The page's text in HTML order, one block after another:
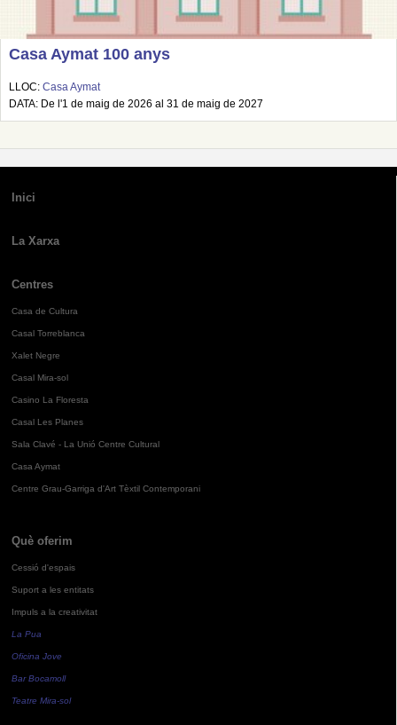
Casa Aymat 100 anys
LLOC: Casa Aymat
DATA: De l'1 de maig de 2026 al 31 de maig de 2027
Inici
La Xarxa
Centres
Casa de Cultura
Casal Torreblanca
Xalet Negre
Casal Mira-sol
Casino La Floresta
Casal Les Planes
Sala Clavé - La Unió Centre Cultural
Casa Aymat
Centre Grau-Garriga d'Art Tèxtil Contemporani
Què oferim
Cessió d'espais
Suport a les entitats
Impuls a la creativitat
La Pua
Oficina Jove
Bar Bocamoll
Teatre Mira-sol